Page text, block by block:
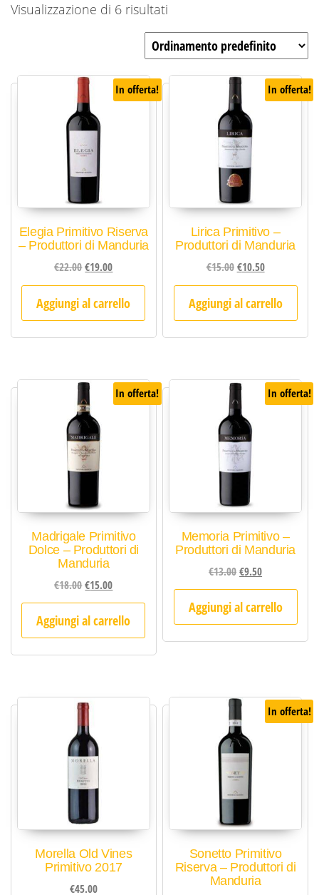
Visualizzazione di 6 risultati
In offerta!
Elegia Primitivo Riserva
– Produttori di Manduria
€22.00Il prezzo originale era: €22.00.
€19.00Il prezzo attuale è: €19.00.
Aggiungi al carrello
In offerta!
Lirica Primitivo –
Produttori di Manduria
€15.00 Il prezzo originale
€10.50Il prezzo
Aggiungi al carrello
In offerta!
Madrigale Primitivo
Dolce – Produttori di
Manduria
€18.00Il prezzo originale era: €18.00.
€15.00Il prezzo attuale è: €15.00.
Aggiungi al carrello
In offerta!
Memoria Primitivo –
Produttori di Manduria
€13.00Il prezzo originale
€9.50Il prezzo
Aggiungi al carrello
Morella Old Vines
Primitivo 2017
€45.00
In offerta!
Sonetto Primitivo
Riserva – Produttori di
Manduria